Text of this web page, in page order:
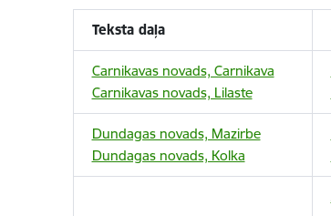
Teksta daļa
Carnikavas novads, Carnikava
Carnikavas novads, Lilaste
Dundagas novads, Mazirbe
Dundagas novads, Kolka